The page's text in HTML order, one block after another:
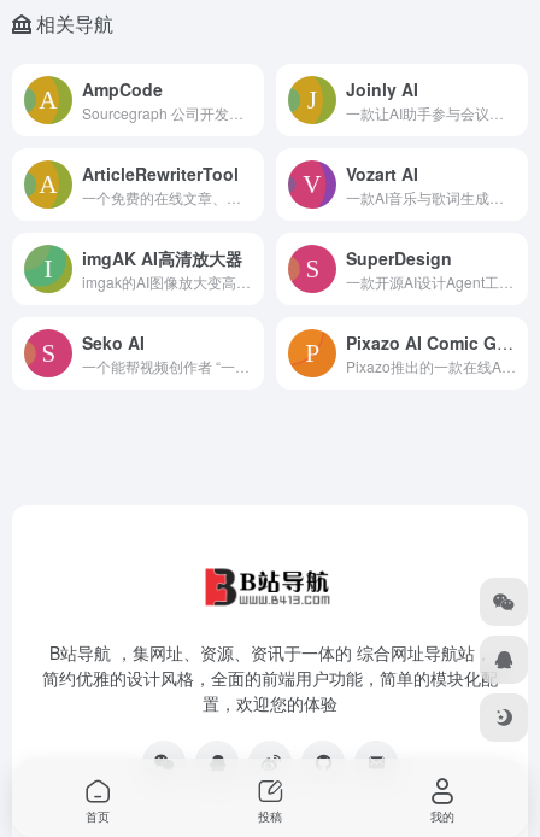
相关导航
AmpCode Joinly AI
ArticleRewriterTool Vozart AI
imgAK AI高清放大器 SuperDesign
Seko AI Pixazo AI Comic Generator
B站导航 ，集网址、资源、资讯于一体的 综合网址导航站，
简约优雅的设计风格，全面的前端用户功能，简单的模块化配
置，欢迎您的体验
首页 投稿 我的